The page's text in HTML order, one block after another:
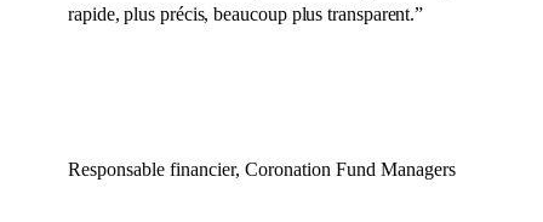
rapide, plus précis, beaucoup plus transparent.”
Responsable financier, Coronation Fund Managers